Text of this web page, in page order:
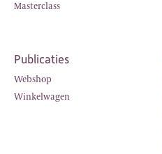
Masterclass
Publicaties
Webshop
Winkelwagen